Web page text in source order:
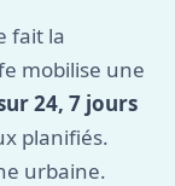
fait la
mobilise une
24, 7 jours
planifiés.
urbaine.